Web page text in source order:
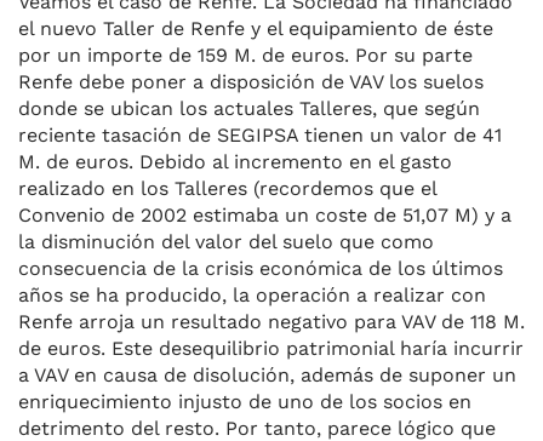
el nuevo Taller de Renfe y el equipamiento de éste
por un importe de 159 M. de euros. Por su parte
Renfe debe poner a disposición de VAV los suelos
donde se ubican los actuales Talleres, que según
reciente tasación de SEGIPSA tienen un valor de 41
M. de euros. Debido al incremento en el gasto
realizado en los Talleres (recordemos que el
Convenio de 2002 estimaba un coste de 51,07 M) y a
la disminución del valor del suelo que como
consecuencia de la crisis económica de los últimos
años se ha producido, la operación a realizar con
Renfe arroja un resultado negativo para VAV de 118 M.
de euros. Este desequilibrio patrimonial haría incurrir
a VAV en causa de disolución, además de suponer un
enriquecimiento injusto de uno de los socios en
detrimento del resto. Por tanto, parece lógico que